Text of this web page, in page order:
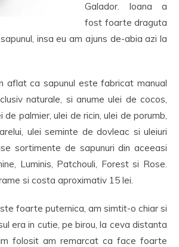
Galador. Ioana a
fost foarte draguta
insa eu am ajuns de-abia azi la
aflat ca sapunul este fabricat manual
naturale, si anume ulei de cocos,
de palmier, ulei de ricin, ulei de porumb,
ulei seminte de dovleac si uleiuri
sortimente de sapunuri din aceeasi
Luminis, Patchouli, Forest si Rose.
si costa aproximativ 15 lei.
foarte puternica, am simtit-o chiar si
era in cutie, pe birou, la ceva distanta
folosit am remarcat ca face foarte